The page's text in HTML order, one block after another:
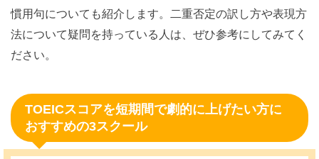
慣用句についても紹介します。二重否定の訳し方や表現方
法について疑問を持っている人は、ぜひ参考にしてみてく
ださい。
TOEICスコアを短期間で劇的に上げたい方に
おすすめの3スクール